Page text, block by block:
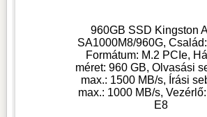
960GB SSD Kingston
SA1000M8/960G,
Formátum: M.2 PCIe,
méret: 960 GB, Olvasási
max.: 1500 MB/s, Írási
max.: 1000 MB/s,
E8